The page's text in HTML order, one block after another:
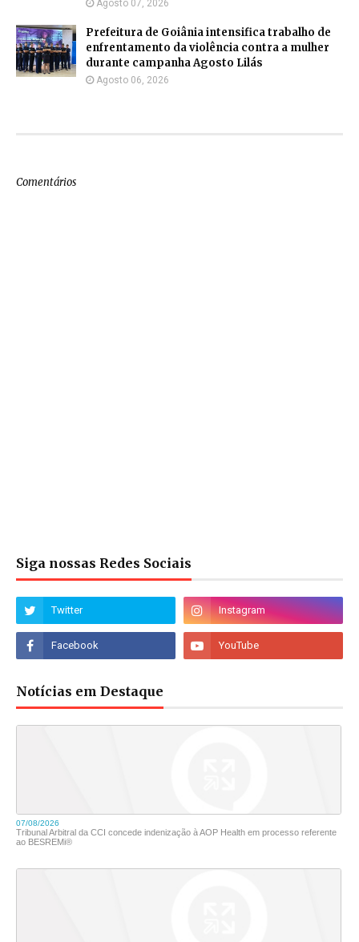
Agosto 07, 2026
Prefeitura de Goiânia intensifica trabalho de
enfrentamento da violência contra a mulher
durante campanha Agosto Lilás
Agosto 06, 2026
Comentários
Siga nossas Redes Sociais
Notícias em Destaque